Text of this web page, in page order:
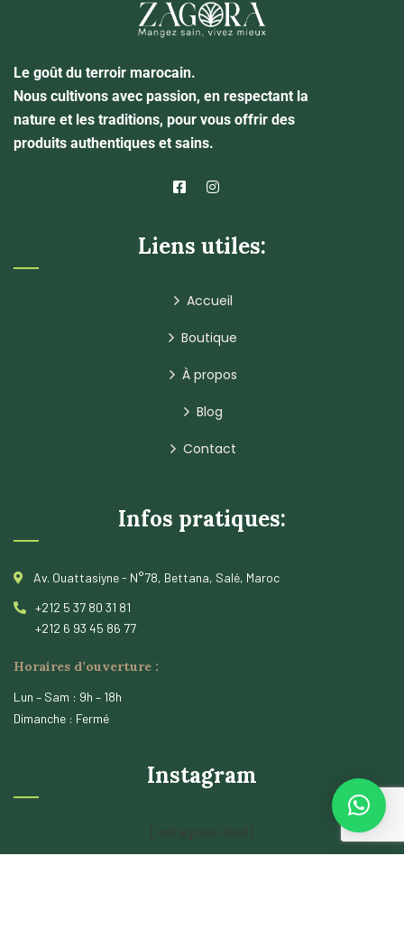
Le goût du terroir marocain.
Nous cultivons avec passion, en respectant la
nature et les traditions, pour vous offrir des
produits authentiques et sains.
Liens utiles:
Accueil
Boutique
À propos
Blog
Contact
Infos pratiques:
Av. Ouattasiyne - N°78, Bettana, Salé, Maroc
+212 5 37 80 31 81
+212 6 93 45 86 77
Horaires d’ouverture :
Lun – Sam : 9h – 18h
Dimanche : Fermé
Instagram